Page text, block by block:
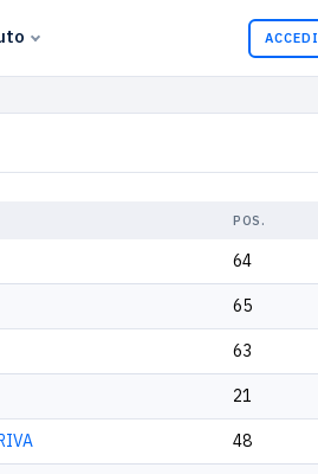
ACCEDI
POS.
64
65
63
21
48